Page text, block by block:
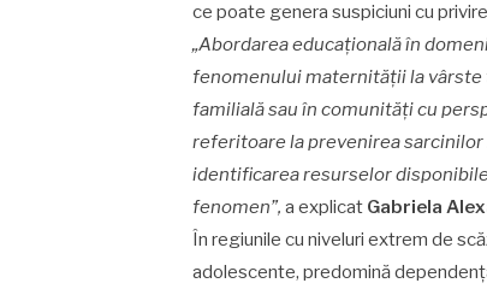
ce poate genera suspiciuni cu
„Abordarea educațională în
fenomenului maternității la vârste
familială sau în comunități cu
referitoare la prevenirea
identificarea resurselor
fenomen”,a explicat Gabriela
În regiunile cu niveluri extrem de
adolescente, predomină